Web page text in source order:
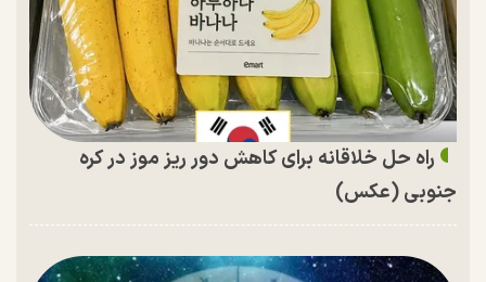
راه حل خلاقانه برای کاهش دور ریز موز در کره
جنوبی (عکس)